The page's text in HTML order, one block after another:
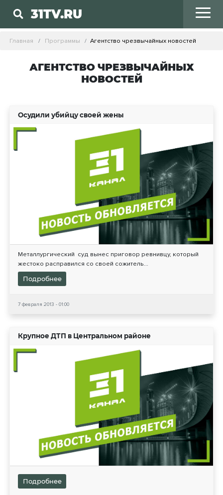
31TV.RU
Главная Программы Агентство чрезвычайных новостей
АГЕНТСТВО ЧРЕЗВЫЧАЙНЫХ
НОВОСТЕЙ
Осудили убийцу своей жены
Металлургический суд вынес приговор ревнивцу, который
жестоко расправился со своей сожитель...
Подробнее
7 февраля 2013 - 01:00
Крупное ДТП в Центральном районе
Подробнее